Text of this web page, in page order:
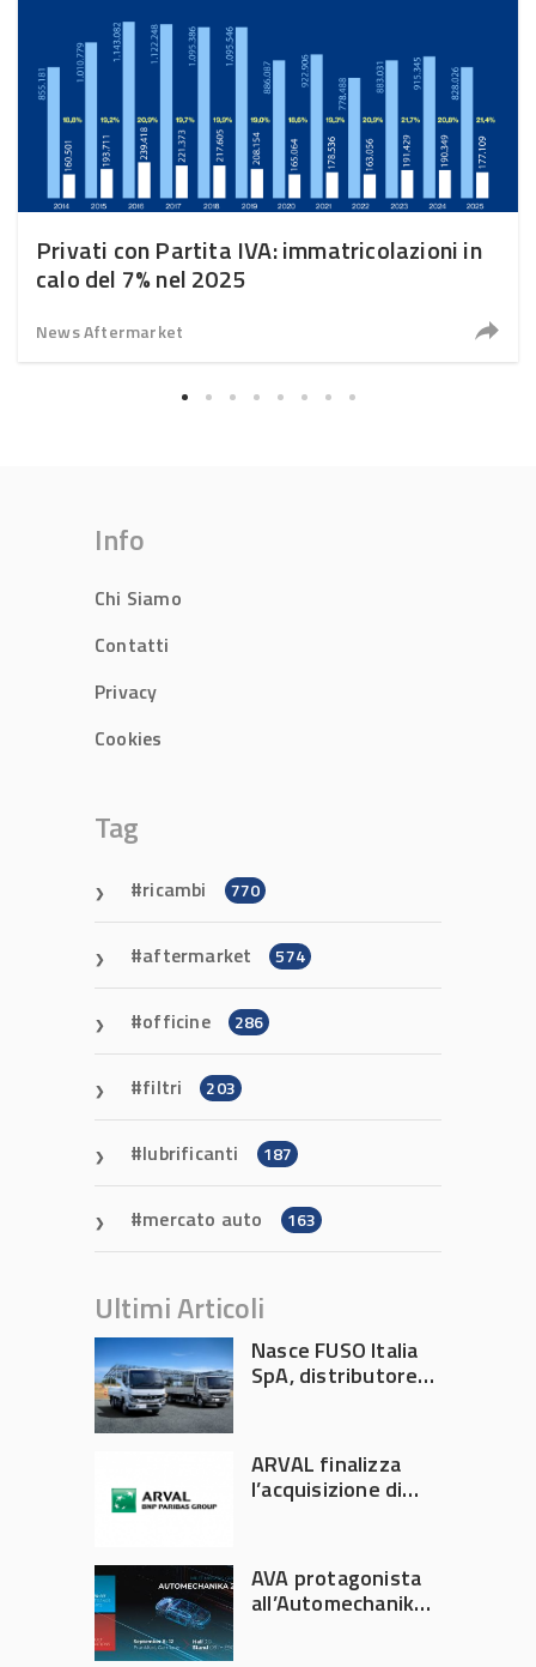
Privati con Partita IVA: immatricolazioni in
calo del 7% nel 2025
News Aftermarket
Info
Chi Siamo
Contatti
Privacy
Cookies
Tag
ricambi 770
aftermarket 574
officine 286
filtri 203
lubrificanti 187
mercato auto 163
Ultimi Articoli
Nasce FUSO Italia
SpA, distributore
ARVAL finalizza
l’acquisizione di
AVA protagonista
all’Automechanika